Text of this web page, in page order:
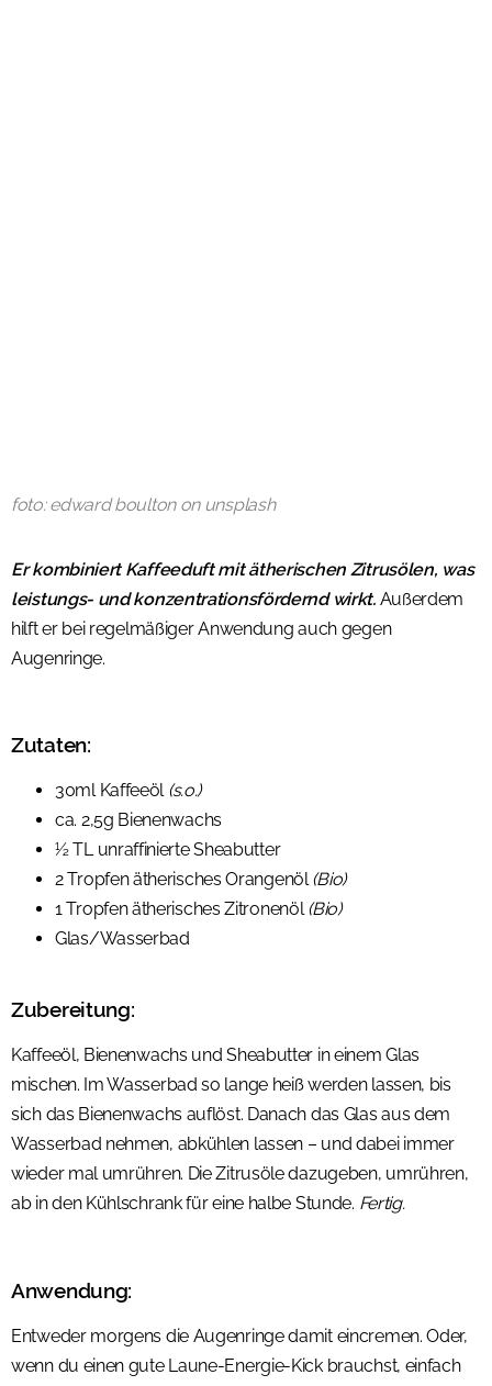
foto: edward boulton on unsplash
Er kombiniert Kaffeeduft mit ätherischen Zitrusölen, was
leistungs- und konzentrationsfördernd wirkt.Außerdem
hilft er bei regelmäßiger Anwendung auch gegen
Augenringe.
Zutaten:
30ml Kaffeeöl (s.o.)
ca. 2,5g Bienenwachs
½ TL unraffinierte Sheabutter
2 Tropfen ätherisches Orangenöl(Bio)
1 Tropfen ätherisches Zitronenöl(Bio)
Glas/Wasserbad
Zubereitung:
Kaffeeöl, Bienenwachs und Sheabutter in einem Glas
mischen. Im Wasserbad so lange heiß werden lassen, bis
sich das Bienenwachs auflöst. Danach das Glas aus dem
Wasserbad nehmen, abkühlen lassen – und dabei immer
wieder mal umrühren. Die Zitrusöle dazugeben, umrühren,
ab in den Kühlschrank für eine halbe Stunde. Fertig.
Anwendung:
Entweder morgens die Augenringe damit eincremen. Oder,
wenn du einen gute Laune-Energie-Kick brauchst, einfach